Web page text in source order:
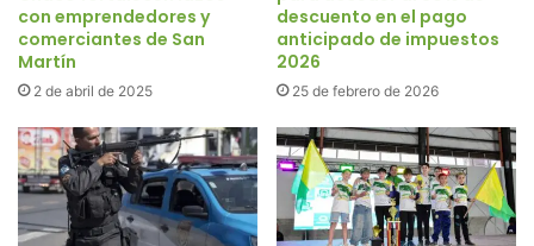
con emprendedores y
comerciantes de San
Martín
2 de abril de 2025
descuento en el pago
anticipado de impuestos
2026
25 de febrero de 2026